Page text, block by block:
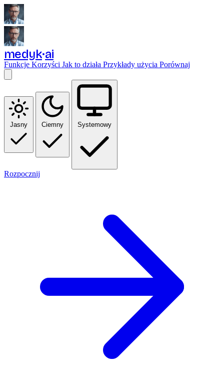
medyk ai
Funkcje Korzyści Jak to działa Przykłady użycia Porównaj
Jasny Ciemny Systemowy
Rozpocznij